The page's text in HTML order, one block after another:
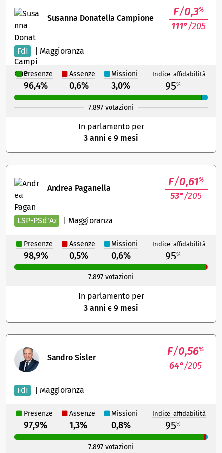
Susanna Donatella Campione F/0,3%
111°/205
FdI Maggioranza
Presenze Assenze Missioni Indice affidabilità
96,4% 0,6% 3,0% 95%
7.897 votazioni
In parlamento per
3 anni e 9 mesi
Andrea Paganella F/0,61%
53°/205
LSP-PSd'Az Maggioranza
Presenze Assenze Missioni Indice affidabilità
98,9% 0,5% 0,6% 95%
7.897 votazioni
In parlamento per
3 anni e 9 mesi
Sandro Sisler F/0,56%
64°/205
FdI Maggioranza
Presenze Assenze Missioni Indice affidabilità
97,9% 1,3% 0,8% 95%
7.897 votazioni